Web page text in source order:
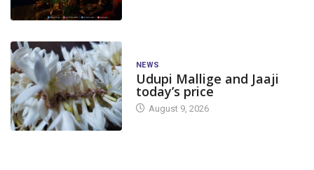
NEWS
Udupi Mallige and Jaaji
today’s price
August 9, 2026